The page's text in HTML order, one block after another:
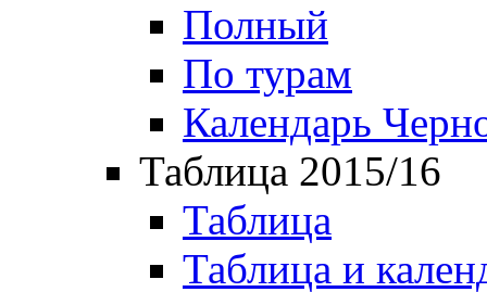
Полный
По турам
Календарь
Таблица 2015/16
Таблица
Таблица и